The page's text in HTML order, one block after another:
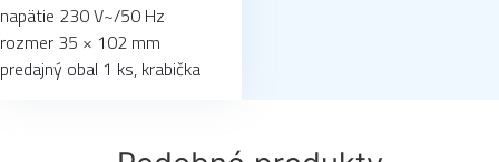
napätie 230 V~/50 Hz
rozmer 35 × 102 mm
predajný obal 1 ks, krabička